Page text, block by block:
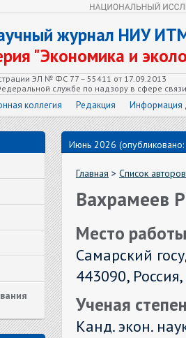
журнал НИУ
"Экономика и
ЭЛ № ФС 77 – 55411 от 17.09.2013
службе по надзору в сфере
коллегия Редакция Информация
Июнь 2026
Главная > Список авторов
Вахрамеев
Место
Самарский
443090,
Ученая
Канд. экон.